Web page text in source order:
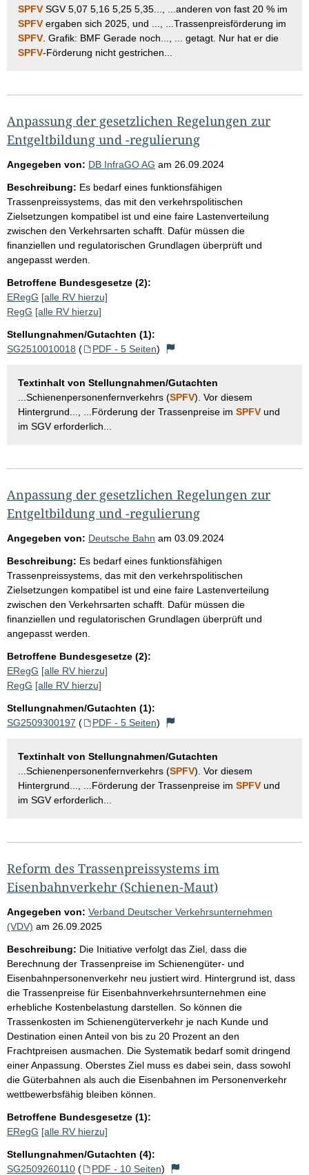
SPFV SGV 5,07 5,16 5,25 5,35..., ...anderen von fast 20 % im
SPFV ergaben sich 2025, und ..., ...Trassenpreisförderung im
SPFV . Grafik: BMF Gerade noch..., ... getagt. Nur hat er die
SPFV-Förderung nicht gestrichen...
Anpassung der gesetzlichen Regelungen zur
Entgeltbildung und -regulierung
Angegeben von: DB InfraGO AG am 26.09.2024
Beschreibung: Es bedarf eines funktionsfähigen
Trassenpreissystems, das mit den verkehrspolitischen
Zielsetzungen kompatibel ist und eine faire Lastenverteilung
zwischen den Verkehrsarten schafft. Dafür müssen die
finanziellen und regulatorischen Grundlagen überprüft und
angepasst werden.
Betroffene Bundesgesetze (2):
ERegG [alle RV hierzu]
RegG [alle RV hierzu]
Stellungnahmen/Gutachten (1):
SG2510010018 ( PDF - 5 Seiten)
Textinhalt von Stellungnahmen/Gutachten
...Schienenpersonenfernverkehrs (SPFV). Vor diesem
Hintergrund..., ...Förderung der Trassenpreise im SPFV und
im SGV erforderlich...
Anpassung der gesetzlichen Regelungen zur
Entgeltbildung und -regulierung
Angegeben von: Deutsche Bahn am 03.09.2024
Beschreibung: Es bedarf eines funktionsfähigen
Trassenpreissystems, das mit den verkehrspolitischen
Zielsetzungen kompatibel ist und eine faire Lastenverteilung
zwischen den Verkehrsarten schafft. Dafür müssen die
finanziellen und regulatorischen Grundlagen überprüft und
angepasst werden.
Betroffene Bundesgesetze (2):
ERegG [alle RV hierzu]
RegG [alle RV hierzu]
Stellungnahmen/Gutachten (1):
SG2509300197 ( PDF - 5 Seiten)
Textinhalt von Stellungnahmen/Gutachten
...Schienenpersonenfernverkehrs (SPFV). Vor diesem
Hintergrund..., ...Förderung der Trassenpreise im SPFV und
im SGV erforderlich...
Reform des Trassenpreissystems im
Eisenbahnverkehr (Schienen-Maut)
Angegeben von: Verband Deutscher Verkehrsunternehmen
(VDV) am 26.09.2025
Beschreibung: Die Initiative verfolgt das Ziel, dass die
Berechnung der Trassenpreise im Schienengüter- und
Eisenbahnpersonenverkehr neu justiert wird. Hintergrund ist, dass
die Trassenpreise für Eisenbahnverkehrsunternehmen eine
erhebliche Kostenbelastung darstellen. So können die
Trassenkosten im Schienengüterverkehr je nach Kunde und
Destination einen Anteil von bis zu 20 Prozent an den
Frachtpreisen ausmachen. Die Systematik bedarf somit dringend
einer Anpassung. Oberstes Ziel muss es dabei sein, dass sowohl
die Güterbahnen als auch die Eisenbahnen im Personenverkehr
wettbewerbsfähig bleiben können.
Betroffene Bundesgesetze (1):
ERegG [alle RV hierzu]
Stellungnahmen/Gutachten (4):
SG2509260110 ( PDF - 10 Seiten)